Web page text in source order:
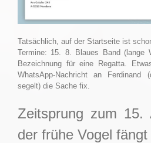
Tatsächlich, auf der Startseite ist
Termine: 15. 8. Blaues Band (lange
Bezeichnung für eine Regatta.
WhatsApp-Nachricht an Ferdinand
segelt) die Sache fix.
Zeitsprung zum 15.
der frühe Vogel